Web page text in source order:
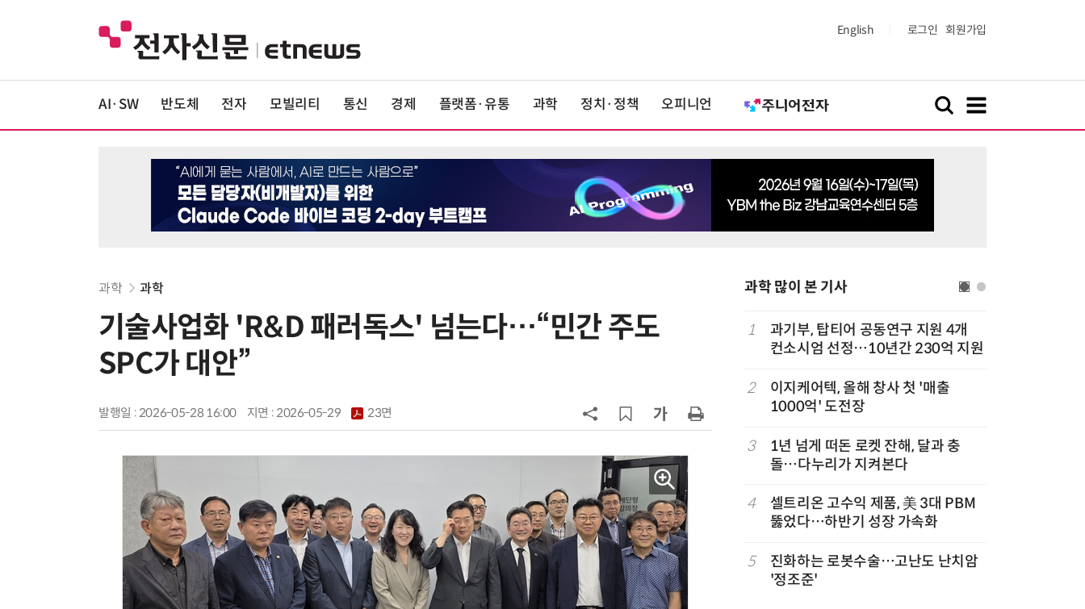
English 로그인 회원가입
AI·SW 반도체 전자 모빌리티 통신 경제 플랫폼·유통 과학 정치·정책 오피니언
과학 과학
기술사업화 'R&D 패러독스' 넘는다…“민간 주도
SPC가 대안”
발행일 : 2026-05-28 16:00 지면 :2026-05-29 23면
과학 많이 본 기사
6
“망막 찍자 심혈관 고위험 판정”…정
·바이오 실험에 더위도 잊었다…
“내년 2기로 이어집니다”
빛 신호 한 번에 읽는 '광반도체 BCI
“아스트라제네카·BMS, 577조원 규
모 초대형 합병 논의”
10 특구재단, 한·미 첨단바이오 협력 강
화…존스홉킨스·하버드와 기술사업
화 논의
1
과기부, 탑티어 공동연구 지원 4개
컨소시엄 선정…10년간 230억 지원
2
이지케어텍, 올해 창사 첫 '매출
1000억' 도전장
3
1년 넘게 떠돈 로켓 잔해, 달과 충
돌…다누리가 지켜본다
4
셀트리온 고수익 제품, 美 3대 PBM
뚫었다…하반기 성장 가속화
5
진화하는 로봇수술…고난도 난치암
'정조준'